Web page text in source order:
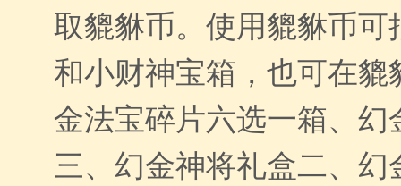
取貔貅币。使用貔貅币
和小财神宝箱，也可在
金法宝碎片六选一箱、
三、幻金神将礼盒二、